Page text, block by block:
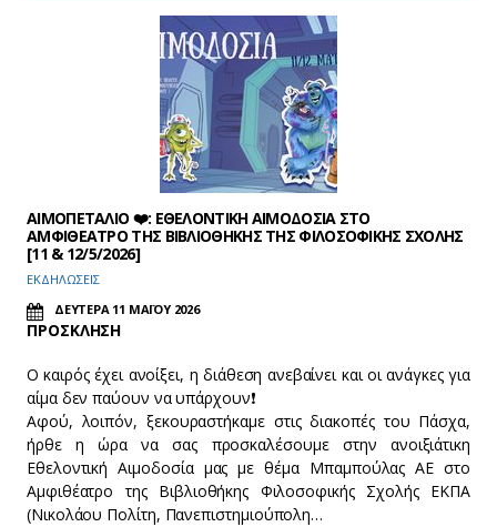
ΑΙΜΟΠΕΤΑΛΙΟ ❤️: ΕΘΕΛΟΝΤΙΚΗ ΑΙΜΟΔΟΣΙΑ ΣΤΟ
ΑΜΦΙΘΕΑΤΡΟ ΤΗΣ ΒΙΒΛΙΟΘΗΚΗΣ ΤΗΣ ΦΙΛΟΣΟΦΙΚΗΣ ΣΧΟΛΗΣ
[11 & 12/5/2026]
ΕΚΔΗΛΩΣΕΙΣ
ΔΕΥΤΕΡΑ 11 ΜΑΪΟΥ 2026
ΠΡΟΣΚΛΗΣΗ
Ο καιρός έχει ανοίξει, η διάθεση ανεβαίνει και οι ανάγκες για
αίμα δεν παύουν να υπάρχουν❗️
Αφού, λοιπόν, ξεκουραστήκαμε στις διακοπές του Πάσχα,
ήρθε η ώρα να σας προσκαλέσουμε στην ανοιξιάτικη
Εθελοντική Αιμοδοσία μας με θέμα Μπαμπούλας ΑΕ στο
Αμφιθέατρο της Βιβλιοθήκης Φιλοσοφικής Σχολής ΕΚΠΑ
(Νικολάου Πολίτη, Πανεπιστημιούπολη…